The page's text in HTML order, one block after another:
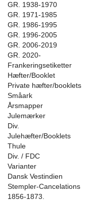
GR. 1938-1970
GR. 1971-1985
GR. 1986-1995
GR. 1996-2005
GR. 2006-2019
GR. 2020-
Frankeringsetiketter
Hæfter/Booklet
Private hæfter/booklets
Småark
Årsmapper
Julemærker
Div.
Julehæfter/Booklets
Thule
Div. / FDC
Varianter
Dansk Vestindien
Stempler-Cancelations
1856-1873.